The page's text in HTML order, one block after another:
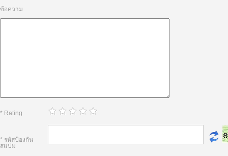
ข้อความ
* Rating
* รหัสป้องกัน
สแปม